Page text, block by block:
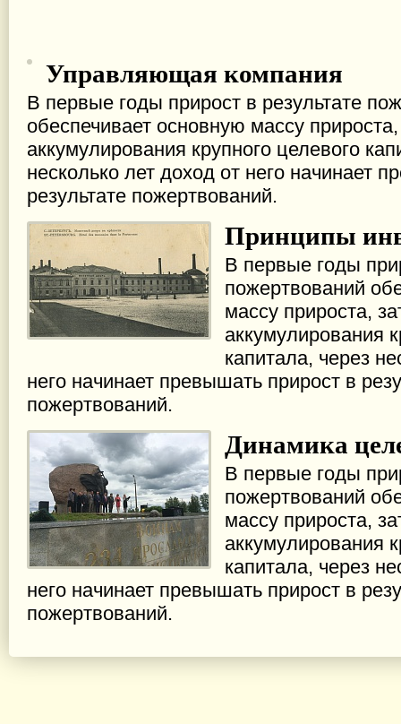
Управляющая компания
В первые годы прирост в результате
обеспечивает основную массу
аккумулирования крупного целевого
несколько лет доход от него начинает
результате пожертвований.
Принципы
В первые годы
пожертвований
массу прироста,
аккумулирования
капитала, через
него начинает превышать прирост в
пожертвований.
Динамика
В первые годы
пожертвований
массу прироста,
аккумулирования
капитала, через
него начинает превышать прирост в
пожертвований.